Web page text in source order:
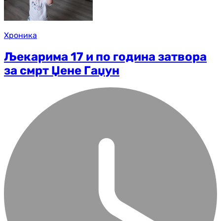
Хроника
Љекарима 17 и по година затвора
за смрт Џене Гаџун